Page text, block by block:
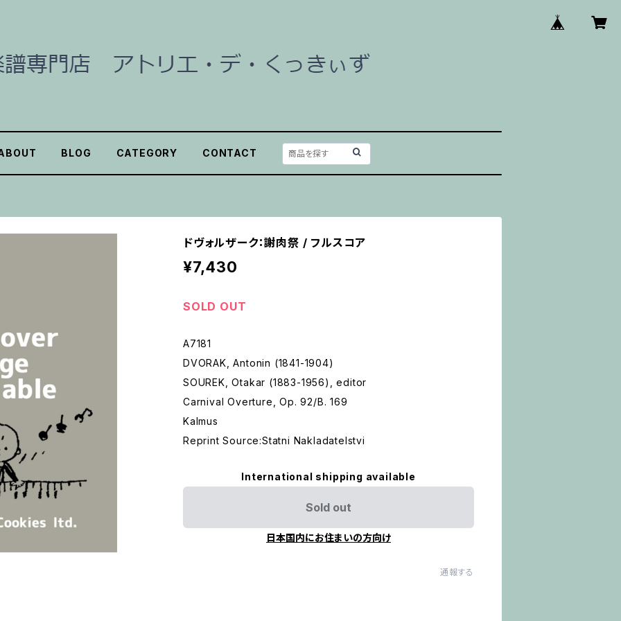
BLOG CATEGORY CONTACT
ドヴォルザーク：謝肉祭 / フルスコア
¥7,430
SOLD OUT
A7181
DVORAK, Antonin (1841-1904)
SOUREK, Otakar (1883-1956), editor
Carnival Overture, Op. 92/B. 169
Kalmus
Reprint Source:Statni Nakladatelstvi
International shipping available
Sold out
日本国内にお住まいの方向け
通報する